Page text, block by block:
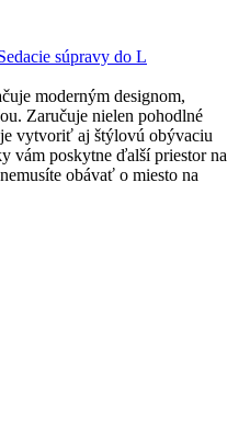
súpravy do L
moderným designom,
Zaručuje nielen pohodlné
vytvoriť aj štýlovú obývaciu
vám poskytne ďalší priestor na
obávať o miesto na